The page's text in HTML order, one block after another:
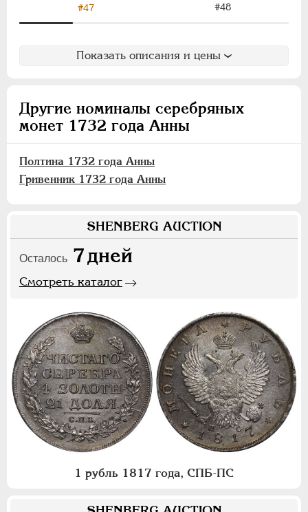
#47 #48
Показать описания и цены
Другие номиналы серебряных
монет 1732 года Анны
Полтина 1732 года Анны
Гривенник 1732 года Анны
SHENBERG AUCTION
Осталось 7дней
Смотреть каталог
1 рубль 1817 года, СПБ-ПС